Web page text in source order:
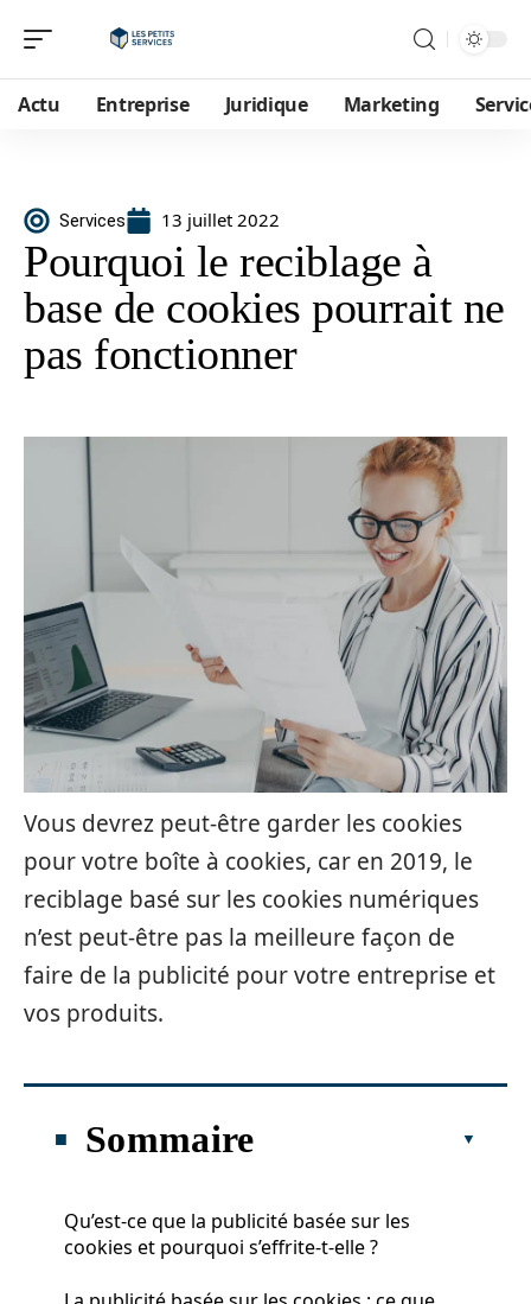
Actu Entreprise Juridique Marketing
Services 13 juillet 2022
Pourquoi le reciblage à
base de cookies pourrait ne
pas fonctionner
Vous devrez peut-être garder les cookies
pour votre boîte à cookies, car en 2019, le
reciblage basé sur les cookies numériques
n’est peut-être pas la meilleure façon de
faire de la publicité pour votre entreprise et
vos produits.
Sommaire
Qu’est-ce que la publicité basée sur les
cookies et pourquoi s’effrite-t-elle ?